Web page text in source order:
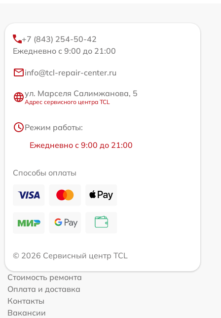
+7 (843) 254-50-42
Ежедневно с 9:00 до 21:00
info@tcl-repair-center.ru
ул. Марселя Салимжанова, 5
Адрес сервисного центра TCL
Режим работы:
Ежедневно с 9:00 до 21:00
Способы оплаты
© 2026 Сервисный центр TCL
Стоимость ремонта
Оплата и доставка
Контакты
Вакансии